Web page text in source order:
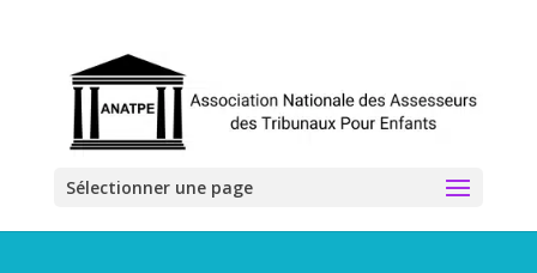
Sélectionner une page